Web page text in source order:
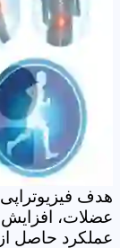
هدف
عضلات،
عملکرد حاصل